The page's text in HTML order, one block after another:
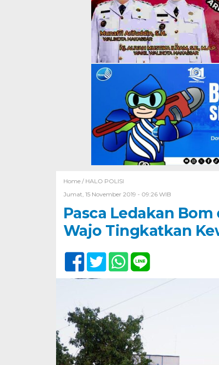
Home / HALO POLISI
Jumat, 15 November 2019 - 09:26 WIB
Pasca Ledakan
Wajo Tingkatkan